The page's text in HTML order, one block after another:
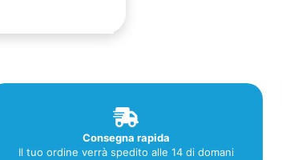
Consegna rapida
Il tuo ordine verrà spedito alle 14 di domani